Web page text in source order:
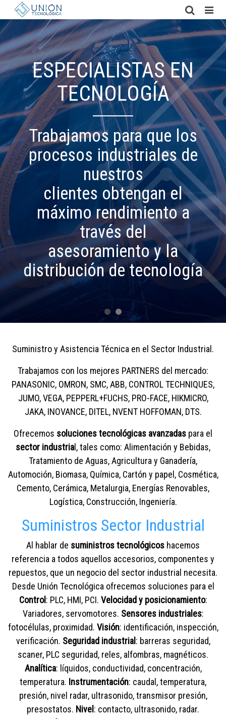
ESPECIALISTAS EN
TECNOLOGÍA
Trabajamos para que los
procesos industriales de
nuestros
clientes obtengan el
máximo rendimiento a
través del
asesoramiento y la
distribución de tecnología
Suministro y Asistencia Técnica en el Sector Industrial.
Trabajamos con los mejores PARTNERS del mercado:
PANASONIC, OMRON, SMC, ABB, CONTROL TECHNIQUES,
JUMO, VEGA, PEPPERL+FUCHS, PRO-FACE, HIKMICRO,
JAKA, INOVANCE, DITEL, NVENT HOFFOMAN, DTS.
Ofrecemos soluciones tecnológicas avanzadas para el
sector industria l, tales como: Alimentación y Bebidas,
Tratamiento de Aguas, Agricultura y Ganadería,
Automoción, Biomasa, Química, Cartón y papel, Cosmética,
Cemento, Cerámica, Metalurgia, Energías Renovables,
Logística, Construcción, Ingeniería.
Suministros Sector Industrial
Al hablar de suministros tecnológicos hacemos
referencia a todos aquellos accesorios, componentes y
repuestos, que un negocio del sector industrial necesita.
Desde Unión Tecnológica ofrecemos soluciones para el
Control: PLC, HMI, PCI. Velocidad y posicionamiento:
Variadores, servomotores. Sensores industriales:
fotocélulas, proximidad. Visión: identificación, inspección,
verificación. Seguridad industrial : barreras seguridad,
scaner, PLC seguridad, reles, alfombras, magnéticos.
Analítica: líquidos, conductividad, concentración,
temperatura. Instrumentación: caudal, temperatura,
presión, nivel radar, ultrasonido, transmisor presión,
presostatos. Nivel : contacto, ultrasonido, radar.